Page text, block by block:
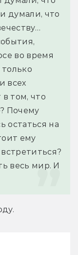
думали, что
во время
всех
том, что
Почему
остаться на
ему
весь мир. И